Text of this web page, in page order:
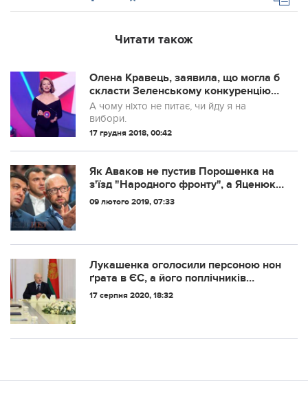
Читати також
Олена Кравець, заявила, що могла б
скласти Зеленському конкуренцію
на виборах президента
А чому ніхто не питає, чи йду я на
вибори.
17 грудня 2018, 00:42
Як Аваков не пустив Порошенка на
з'їзд "Народного фронту", а Яценюк
зібрався йти кандидатом, та не
09 лютого 2019, 07:33
Лукашенка оголосили персоною нон
ґрата в ЄС, а його поплічників
внесли до чорного списку
17 серпня 2020, 18:32